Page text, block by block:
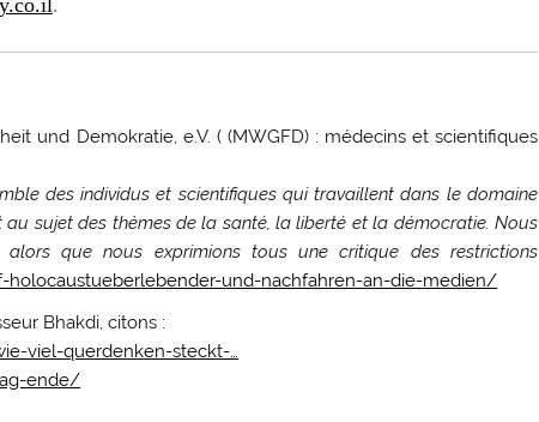
und Demokratie, e.V. ( (MWGFD) : médecins et scientifiques
des individus et scientifiques qui travaillent dans le domaine
sujet des thèmes de la santé, la liberté et la démocratie. Nous
que nous exprimions tous une critique des restrictions
und-nachfahren-an-die-medien/
Bhakdi, citons :
viel-querdenken-steckt-…
ende/